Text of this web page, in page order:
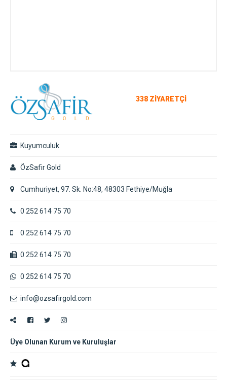
338 ZİYARETÇİ
Kuyumculuk
ÖzSafir Gold
Cumhuriyet, 97. Sk. No:48, 48303 Fethiye/Muğla
0 252 614 75 70
0 252 614 75 70
0 252 614 75 70
0 252 614 75 70
info@ozsafirgold.com
Üye Olunan Kurum ve Kuruluşlar